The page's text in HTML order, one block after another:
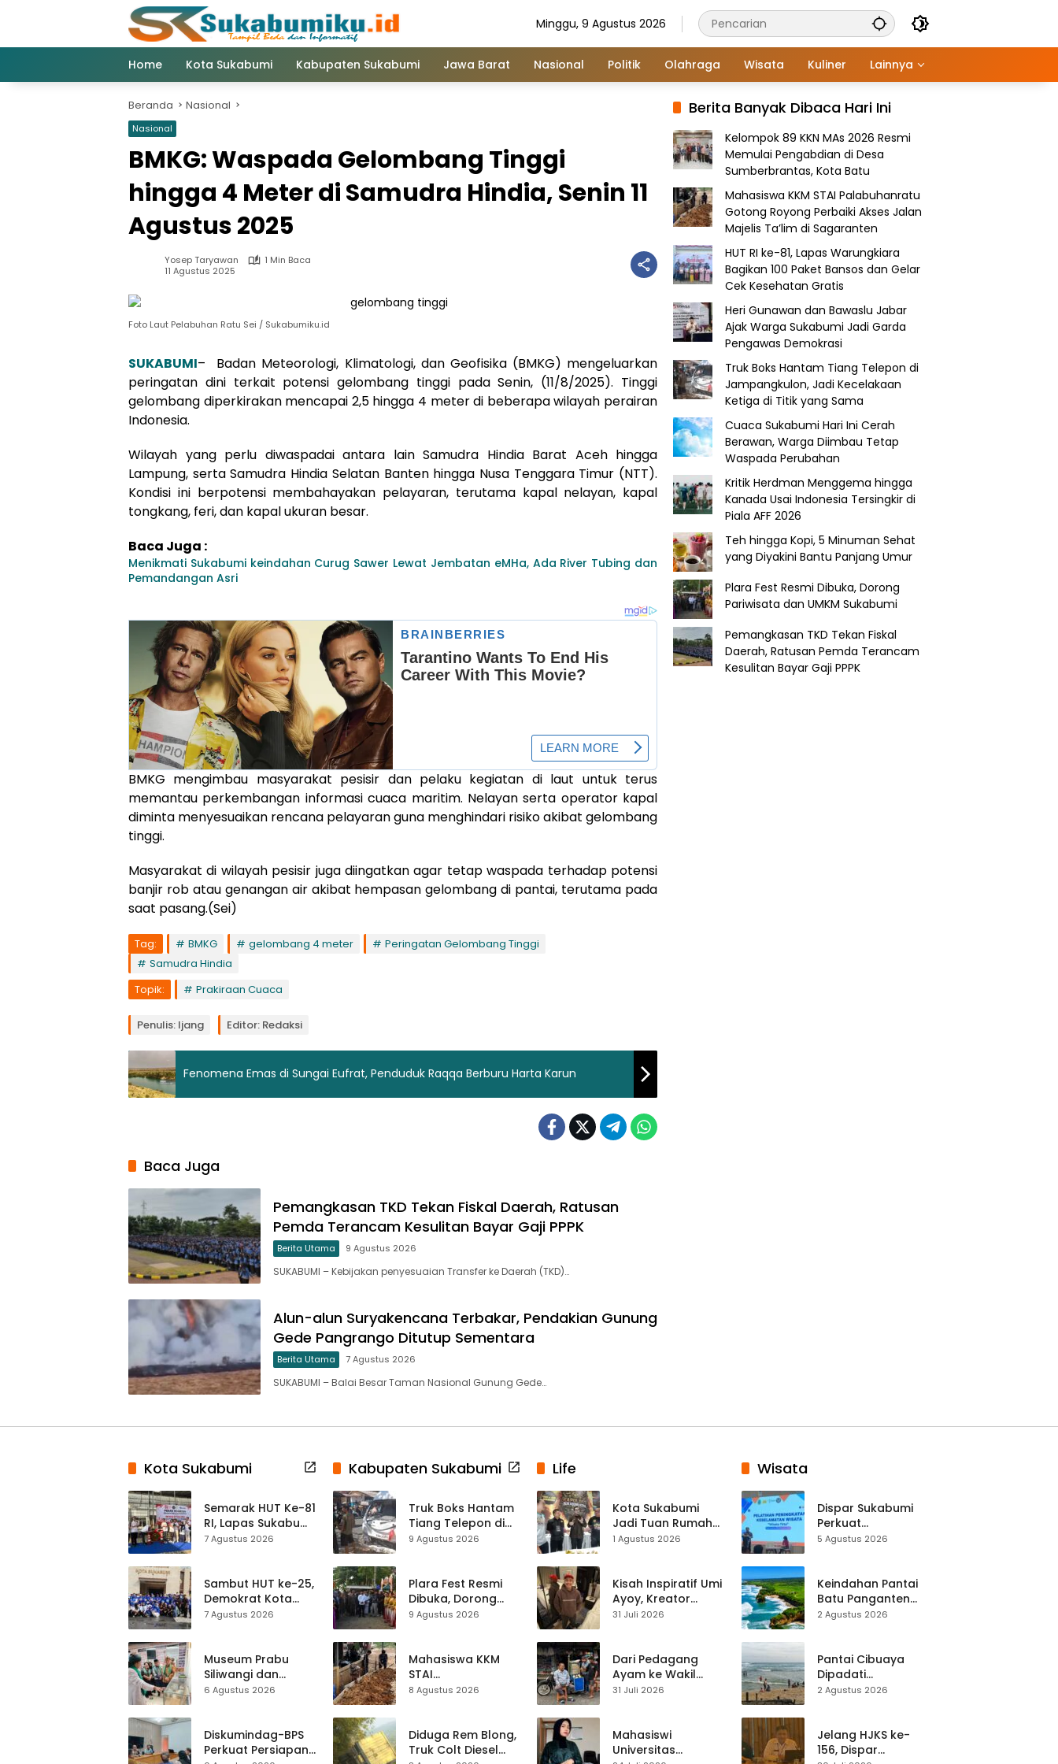
Minggu, 9 Agustus 2026
Home Kota Sukabumi Kabupaten Sukabumi Jawa Barat Nasional Politik Olahraga Wisata Kuliner Lainnya
Beranda Nasional
Nasional
BMKG: Waspada Gelombang Tinggi
hingga 4 Meter di Samudra Hindia, Senin 11
Agustus 2025
Yosep Taryawan
1 Min Baca
11 Agustus 2025
Foto Laut Pelabuhan Ratu Sei / Sukabumiku.id
SUKABUMI– Badan Meteorologi, Klimatologi, dan Geofisika (BMKG) mengeluarkan
peringatan dini terkait potensi gelombang tinggi pada Senin, (11/8/2025). Tinggi
gelombang diperkirakan mencapai 2,5 hingga 4 meter di beberapa wilayah perairan
Indonesia.
Wilayah yang perlu diwaspadai antara lain Samudra Hindia Barat Aceh hingga
Lampung, serta Samudra Hindia Selatan Banten hingga Nusa Tenggara Timur (NTT).
Kondisi ini berpotensi membahayakan pelayaran, terutama kapal nelayan, kapal
tongkang, feri, dan kapal ukuran besar.
Baca Juga :
Menikmati Sukabumi keindahan Curug Sawer Lewat Jembatan eMHa, Ada River Tubing dan
Pemandangan Asri
BMKG mengimbau masyarakat pesisir dan pelaku kegiatan di laut untuk terus
memantau perkembangan informasi cuaca maritim. Nelayan serta operator kapal
diminta menyesuaikan rencana pelayaran guna menghindari risiko akibat gelombang
tinggi.
Masyarakat di wilayah pesisir juga diingatkan agar tetap waspada terhadap potensi
banjir rob atau genangan air akibat hempasan gelombang di pantai, terutama pada
saat pasang.(Sei)
Tag: BMKG gelombang 4 meter
Peringatan Gelombang Tinggi
Samudra Hindia
Topik:
Prakiraan Cuaca
Penulis: Ijang Editor: Redaksi
Fenomena Emas di Sungai Eufrat, Penduduk Raqqa Berburu Harta Karun
Baca Juga
Pemangkasan TKD Tekan Fiskal Daerah, Ratusan
Pemda Terancam Kesulitan Bayar Gaji PPPK
Berita Utama 9 Agustus 2026
SUKABUMI – Kebijakan penyesuaian Transfer ke Daerah (TKD)…
Alun-alun Suryakencana Terbakar, Pendakian Gunung
Gede Pangrango Ditutup Sementara
Berita Utama 7 Agustus 2026
SUKABUMI – Balai Besar Taman Nasional Gunung Gede…
Berita Banyak Dibaca Hari Ini
Kelompok 89 KKN MAs 2026 Resmi
Memulai Pengabdian di Desa
Sumberbrantas, Kota Batu
Mahasiswa KKM STAI Palabuhanratu
Gotong Royong Perbaiki Akses Jalan
Majelis Ta’lim di Sagaranten
HUT RI ke-81, Lapas Warungkiara
Bagikan 100 Paket Bansos dan Gelar
Cek Kesehatan Gratis
Heri Gunawan dan Bawaslu Jabar
Ajak Warga Sukabumi Jadi Garda
Pengawas Demokrasi
Truk Boks Hantam Tiang Telepon di
Jampangkulon, Jadi Kecelakaan
Ketiga di Titik yang Sama
Cuaca Sukabumi Hari Ini Cerah
Berawan, Warga Diimbau Tetap
Waspada Perubahan
Kritik Herdman Menggema hingga
Kanada Usai Indonesia Tersingkir di
Piala AFF 2026
Teh hingga Kopi, 5 Minuman Sehat
yang Diyakini Bantu Panjang Umur
Plara Fest Resmi Dibuka, Dorong
Pariwisata dan UMKM Sukabumi
Pemangkasan TKD Tekan Fiskal
Daerah, Ratusan Pemda Terancam
Kesulitan Bayar Gaji PPPK
Kota Sukabumi
Semarak HUT Ke-81
RI, Lapas Sukabumi
Resmi Gelar Pekan
7 Agustus 2026
Sambut HUT ke-25,
Demokrat Kota
Sukabumi
ASRI Lewat Aksi
Bersih Masjid
Agung
7 Agustus 2026
Museum Prabu
Siliwangi dan
Museum Keramik
Hampir 500 Koleksi
Dipisahkan
6 Agustus 2026
Diskumindag-BPS
Perkuat Persiapan
Kabupaten Sukabumi
Truk Boks Hantam
Tiang Telepon di
Jampangkulon,
Sama
9 Agustus 2026
Plara Fest Resmi
Dibuka, Dorong
Pariwisata dan
9 Agustus 2026
Mahasiswa KKM
STAI
Palabuhanratu
Jalan Majelis Ta’lim
di Sagaranten
8 Agustus 2026
Diduga Rem Blong,
Truk Colt Diesel
Life
Kota Sukabumi
Jadi Tuan Rumah
Kontes Batu Akik
1 Agustus 2026
Kisah Inspiratif Umi
Ayoy, Kreator
TikTok Asal
Live Streaming
31 Juli 2026
Dari Pedagang
Ayam ke Wakil
Ketua DPRD, H.
Pasar Cisaat
31 Juli 2026
Mahasiswi
Universitas
Wisata
Dispar Sukabumi
Perkuat
Keselamatan
Mitigasi hingga
Teknik Evakuasi
5 Agustus 2026
Keindahan Pantai
Batu Panganten
Mulai Dilirik
2 Agustus 2026
Pantai Cibuaya
Dipadati
Wisatawan,
Waspada
2 Agustus 2026
Jelang HJKS ke-
156, Dispar